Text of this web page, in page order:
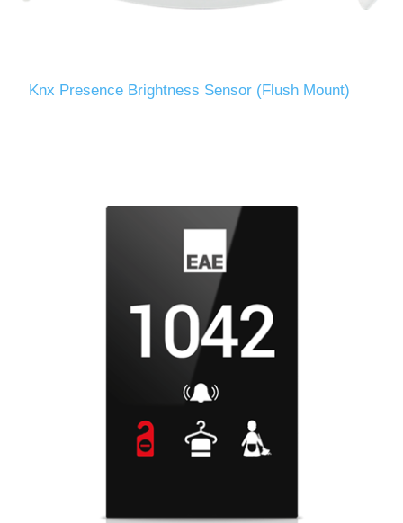
Knx Presence Brightness Sensor (Flush Mount)